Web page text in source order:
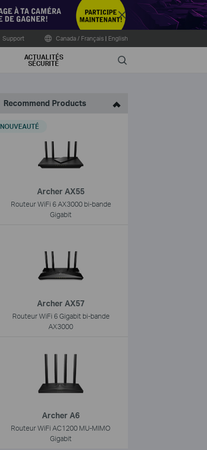
Close
Support Canada / Français | English
ACTUALITÉS
SÉCURITÉ Search
Recommend Products
Archer AX55
Routeur WiFi 6 AX3000 bi-bande
Gigabit
NOUVEAUTÉ
Archer AX57
Routeur WiFi 6 Gigabit bi-bande
AX3000
Archer A6
Routeur WiFi AC1200 MU-MIMO
Gigabit